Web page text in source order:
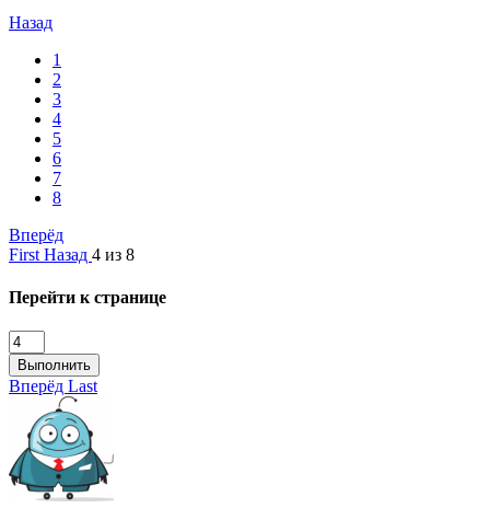
Назад
1
2
3
4
5
6
7
8
Вперёд
First Назад 4 из 8
Перейти к странице
Выполнить
Вперёд Last